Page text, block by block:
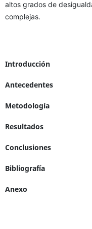
altos grados de
complejas.
Introducción
Antecedentes
Metodología
Resultados
Conclusiones
Bibliografía
Anexo